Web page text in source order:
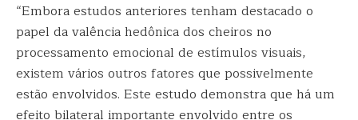
“Embora estudos anteriores tenham destacado o
papel da valência hedônica dos cheiros no
processamento emocional de estímulos visuais,
existem vários outros fatores que possivelmente
estão envolvidos. Este estudo demonstra que há um
efeito bilateral importante envolvido entre os